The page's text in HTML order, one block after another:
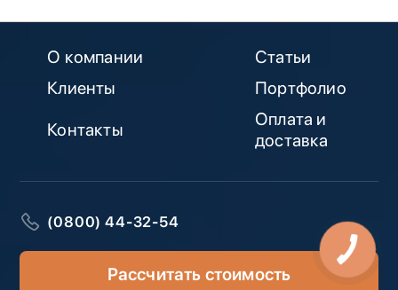
О компании
Статьи
Клиенты
Портфолио
Контакты
Оплата и
доставка
(0800) 44-32-54
Рассчитать стоимость